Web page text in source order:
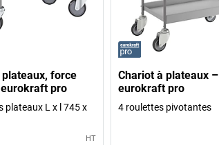
force
pro
plateaux L x l 745 x
HT
Chariot à plateaux –
eurokraft pro
4 roulettes pivotantes